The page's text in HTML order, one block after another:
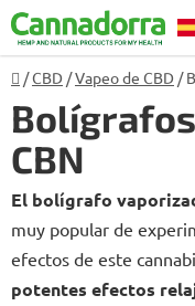
al
contenido
Inicio
/CBD /Vapeo de CBD /
CBN
El bolígrafo
muy popular de
efectos de este
potentes efectos